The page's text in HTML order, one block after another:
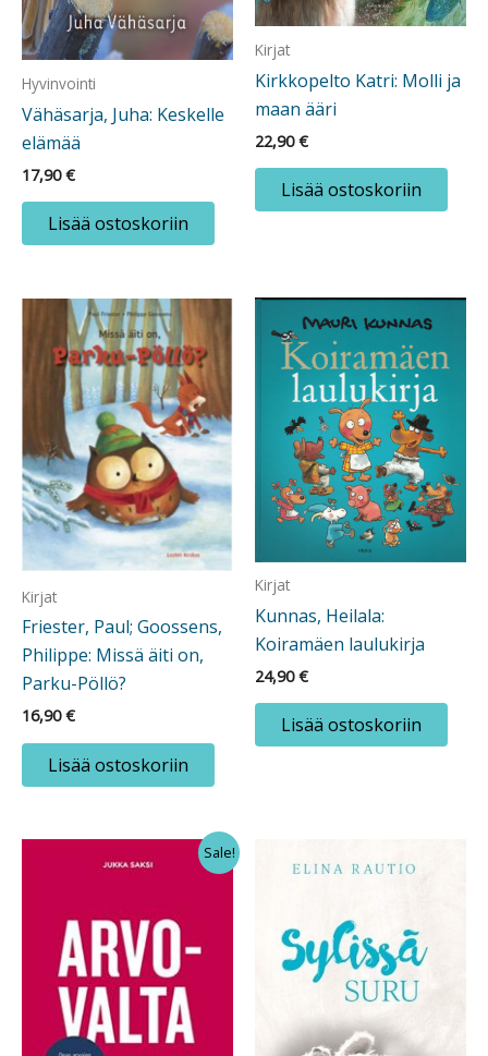
Hyvinvointi
Vähäsarja, Juha: Keskelle
elämää
17,90€
Lisää ostoskoriin
Kirjat
Kirkkopelto Katri: Molli ja
maan ääri
22,90€
Lisää ostoskoriin
Kirjat
Friester, Paul; Goossens,
Philippe: Missä äiti on,
Parku-Pöllö?
16,90€
Lisää ostoskoriin
Kirjat
Kunnas, Heilala:
Koiramäen laulukirja
24,90€
Lisää ostoskoriin
Sale!